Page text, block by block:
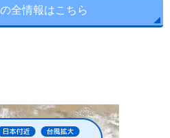
全情報はこちら